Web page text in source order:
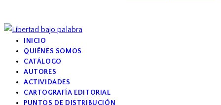
INICIO
QUIÉNES SOMOS
CATÁLOGO
AUTORES
ACTIVIDADES
CARTOGRAFÍA EDITORIAL
PUNTOS DE DISTRIBUCIÓN